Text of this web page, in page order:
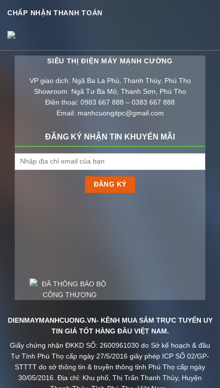
CHẤP NHẬN THANH TOÁN
SIÊU THỊ ĐIỆN MÁY MẠNH CƯỜNG
VP giao dịch: Ngã Ba La Phù, Thanh Thủy, Phú Thọ
Showroom: Ngã Tư Ba Mỏ, Thanh Sơn, Phú Thọ
Điện thoại: 0983 667 888 – 0383 667 888
Email: manhcuongitpc@gmail.com
ĐĂNG KÝ NHẬN TIN KHUYẾN MÃI
DIENMAYMANHCUONG.VN- KÊNH MUA SẮM TRỰC TUYẾN UY
TIN GIÁ TỐT HÀNG ĐẦU VIỆT NAM.
Giấy chứng nhận ĐKKD SỐ: 2600961030 do Sở kế hoạch & đầu
Tư Tỉnh Phú Thọ cấp ngày 27/5/2016 giây phép ICP SỐ 02/GP-
STTTT do sở thông tin & truyền thông tỉnh Phú Thọ cấp ngày
30/05/2016. Địa chỉ: Khu phố, Thị Trấn Thanh Thủy, Huyện